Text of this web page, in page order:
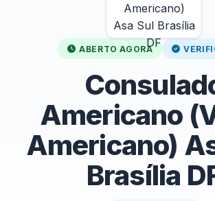
ABERTO AGORA
Americano
Americano)
Brasília